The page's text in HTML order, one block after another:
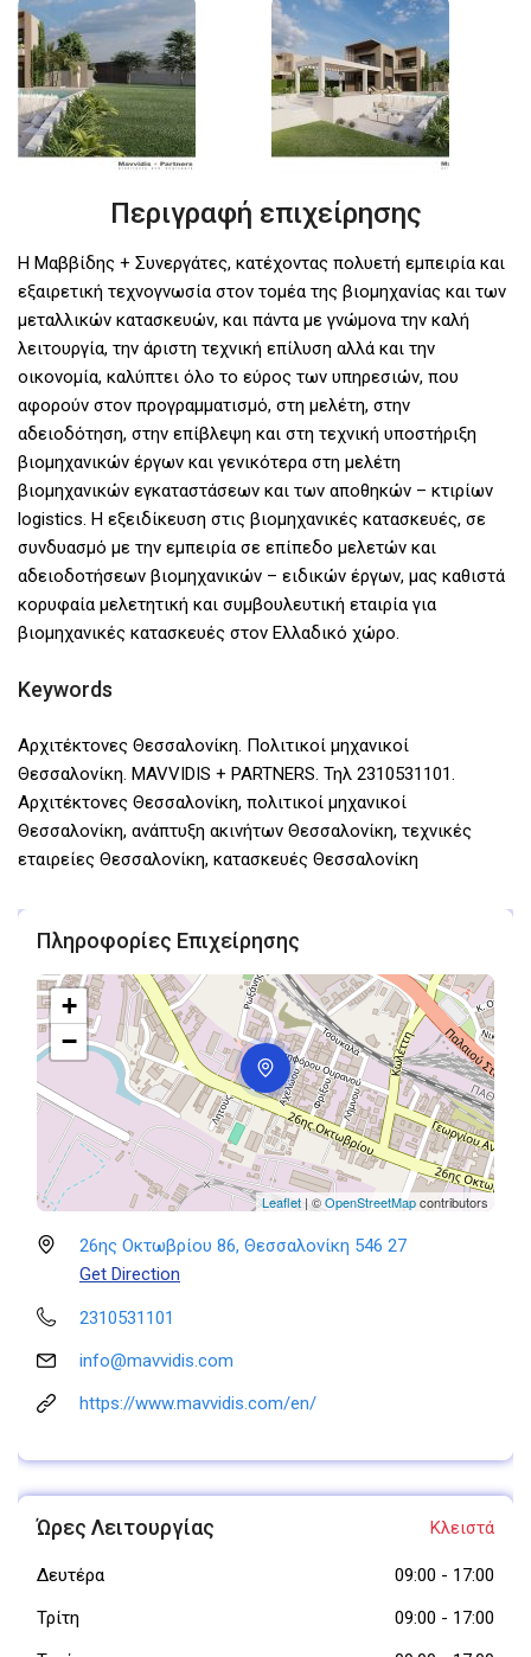
Περιγραφή επιχείρησης
Η Μαββίδης + Συνεργάτες, κατέχοντας πολυετή εμπειρία και
εξαιρετική τεχνογνωσία στον τομέα της βιομηχανίας και των
μεταλλικών κατασκευών, και πάντα με γνώμονα την καλή
λειτουργία, την άριστη τεχνική επίλυση αλλά και την
οικονομία, καλύπτει όλο το εύρος των υπηρεσιών, που
αφορούν στον προγραμματισμό, στη μελέτη, στην
αδειοδότηση, στην επίβλεψη και στη τεχνική υποστήριξη
βιομηχανικών έργων και γενικότερα στη μελέτη
βιομηχανικών εγκαταστάσεων και των αποθηκών – κτιρίων
logistics. Η εξειδίκευση στις βιομηχανικές κατασκευές, σε
συνδυασμό με την εμπειρία σε επίπεδο μελετών και
αδειοδοτήσεων βιομηχανικών – ειδικών έργων, μας καθιστά
κορυφαία μελετητική και συμβουλευτική εταιρία για
βιομηχανικές κατασκευές στον Ελλαδικό χώρο.
Keywords
Αρχιτέκτονες Θεσσαλονίκη. Πολιτικοί μηχανικοί
Θεσσαλονίκη. MAVVIDIS + PARTNERS. Τηλ 2310531101.
Αρχιτέκτονες Θεσσαλονίκη, πολιτικοί μηχανικοί
Θεσσαλονίκη, ανάπτυξη ακινήτων Θεσσαλονίκη, τεχνικές
εταιρείες Θεσσαλονίκη, κατασκευές Θεσσαλονίκη
Πληροφορίες Επιχείρησης
+
−
Leaflet | ©OpenStreetMapcontributors
26ης Οκτωβρίου 86, Θεσσαλονίκη 546 27
Get Direction
2310531101
info@mavvidis.com
https://www.mavvidis.com/en/
Ώρες Λειτουργίας Κλειστά
Δευτέρα 09:00 - 17:00
Τρίτη
09:00 - 17:00